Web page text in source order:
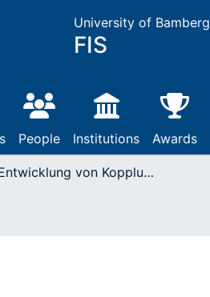
University of Bamberg
FIS
People Institutions Awards
Entwicklung von Kopplungsarchitekturen : Evaluierung einer Methodik anhand eines Beispiels aus der Automobilzulieferindustrie